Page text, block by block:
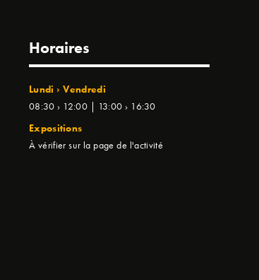
Horaires
Lundi › Vendredi
08:30 › 12:00 | 13:00 › 16:30
Expositions
À vérifier sur la page de l'activité